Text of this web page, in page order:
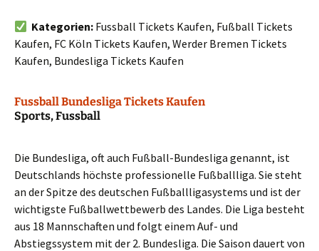
Kategorien: Fussball Tickets Kaufen, Fußball Tickets
Kaufen, FC Köln Tickets Kaufen, Werder Bremen Tickets
Kaufen, Bundesliga Tickets Kaufen
Fussball Bundesliga Tickets Kaufen
Sports, Fussball
Die Bundesliga, oft auch Fußball-Bundesliga genannt, ist
Deutschlands höchste professionelle Fußballliga. Sie steht
an der Spitze des deutschen Fußballligasystems und ist der
wichtigste Fußballwettbewerb des Landes. Die Liga besteht
aus 18 Mannschaften und folgt einem Auf- und
Abstiegssystem mit der 2. Bundesliga. Die Saison dauert von